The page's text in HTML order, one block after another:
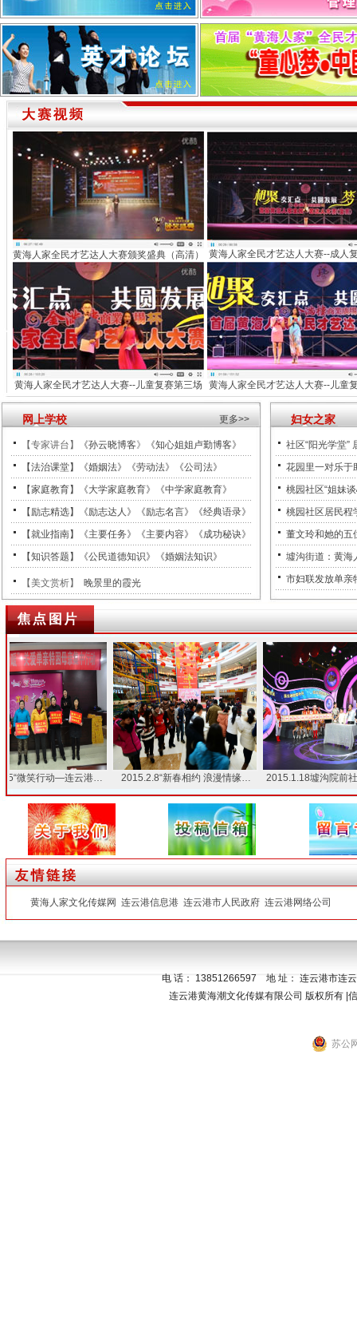
黄海人家全民才艺达人大赛颁奖盛典（高清） 黄海人家全民才艺达人大赛--成人
黄海人家全民才艺达人大赛--儿童复赛第三场 黄海人家全民才艺达人大赛--儿童
网上学校 更多>>
【专家讲台】 《孙云晓博客》
《知心姐姐卢勤博客》
【法治课堂】《婚姻法》《劳动法》《公司法》
【家庭教育】《大学家庭教育》《中学家庭教育》
【励志精选】《励志达人》《励志名言》《经典语录》
【就业指南】《主要任务》《主要内容》《成功秘诀》
【知识答题】《公民道德知识》《婚姻法知识》
【美文赏析】 晚景里的霞光
妇女之家
社区“阳光学堂”
花园里一对乐于
桃园社区“姐妹
桃园社区居民
董文玲和她的五
墟沟街道：黄海
市妇联发放单亲
微笑行动—连云港… 2015.2.8“新春相约 浪漫情缘… 2015.1.18墟沟院前社区
黄海人家文化传媒网 连云港信息港 连云港市人民政府 连云港网络公司
电 话 ： 13851266597 地 址： 连云港市连
连云港黄海潮文化传媒有限公司 版权所有 |
苏公